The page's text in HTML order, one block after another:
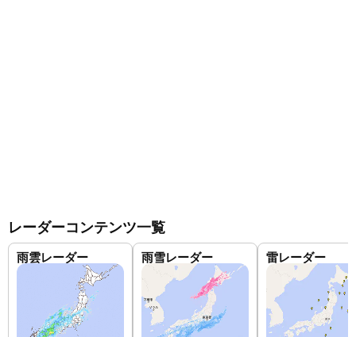
レーダーコンテンツ一覧
雨雲レーダー 雨雪レーダー 雷レーダー